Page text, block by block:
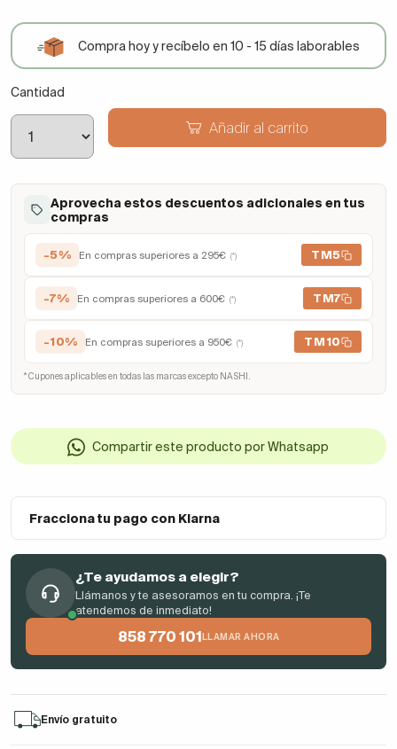
Compra hoy y recíbelo en 10 - 15 días laborables
Cantidad
Añadir al carrito
Aprovecha estos descuentos adicionales en tus
compras
-5% En compras superiores a 295€ (*) TM5
-7% En compras superiores a 600€ (*) TM7
-10% En compras superiores a 950€ (*) TM10
* Cupones aplicables en todas las marcas excepto NASHI.
Compartir este producto por Whatsapp
Fracciona tu pago con Klarna
¿Te ayudamos a elegir?
Llámanos y te asesoramos en tu compra. ¡Te
atendemos de inmediato!
858 770 101 LLAMAR AHORA
Envío gratuito